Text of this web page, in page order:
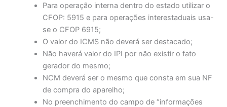
Para operação interna dentro do estado utilizar o
CFOP: 5915 e para operações interestaduais usa-
se o CFOP 6915;
O valor do ICMS não deverá ser destacado;
Não haverá valor do IPI por não existir o fato
gerador do mesmo;
NCM deverá ser o mesmo que consta em sua NF
de compra do aparelho;
No preenchimento do campo de “informações